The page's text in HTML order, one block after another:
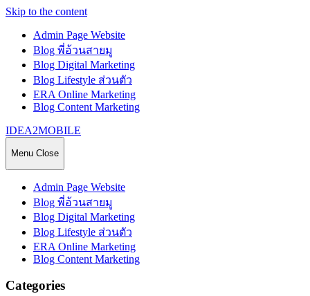
Skip to the content
Admin Page Website
Blog พี่อ้วนสายมู
Blog Digital Marketing
Blog Lifestyle ส่วนตัว
ERA Online Marketing
Blog Content Marketing
IDEA2MOBILE
Menu Close
Admin Page Website
Blog พี่อ้วนสายมู
Blog Digital Marketing
Blog Lifestyle ส่วนตัว
ERA Online Marketing
Blog Content Marketing
Categories